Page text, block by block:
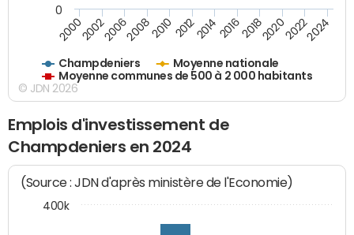
Champdeniers
Moyenne nationale
Moyenne communes de 500 à 2 000 habitants
20002002200620082010 2012201420162018202020222024
0
© JDN 2026
Emplois d'investissement de
Champdeniers en 2024
(Source : JDN d'après ministère de l'Economie)
400k